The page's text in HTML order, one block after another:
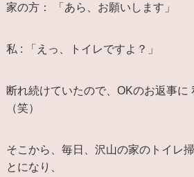
家の方： 「あら、お願いします」
私 : 「えっ、トイレですよ？」
断れ続けていたので、OKのお返事に
（笑）
そこから、毎日、沢山の家のトイレ
とになり、